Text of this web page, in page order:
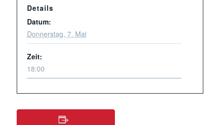
Details
Datum:
Donnerstag, 7. Mai
Zeit:
18:00